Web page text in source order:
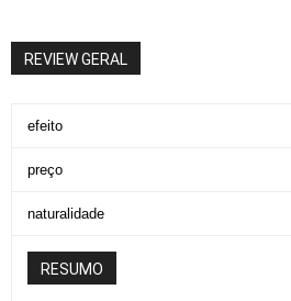
REVIEW GERAL
efeito
preço
naturalidade
RESUMO